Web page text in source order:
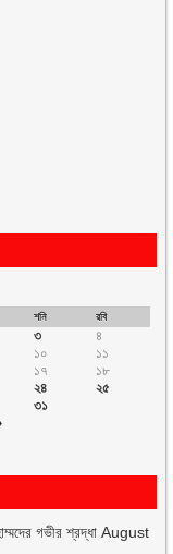
শনি রবি
৩
৪
১০
১১
১৭
১৮
২৪
২৫
৩১
গভীর শ্রদ্ধা August